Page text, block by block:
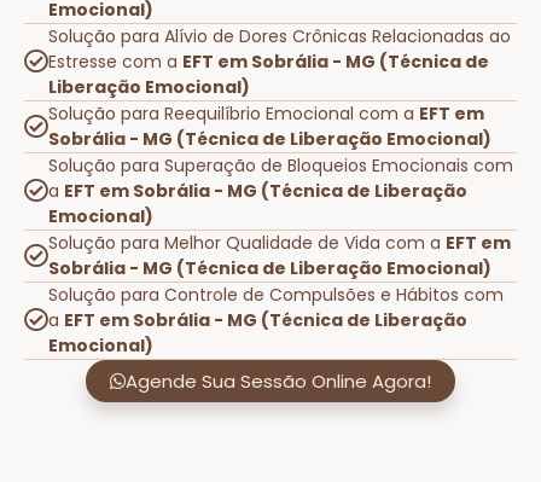
Emocional)
Solução para Alívio de Dores Crônicas Relacionadas ao
Estresse com a EFT em Sobrália - MG (Técnica de
Liberação Emocional)
Solução para Reequilíbrio Emocional com a EFT em
Sobrália - MG (Técnica de Liberação Emocional)
Solução para Superação de Bloqueios Emocionais com
a EFT em Sobrália - MG (Técnica de Liberação
Emocional)
Solução para Melhor Qualidade de Vida com a EFT em
Sobrália - MG (Técnica de Liberação Emocional)
Solução para Controle de Compulsões e Hábitos com
a EFT em Sobrália - MG (Técnica de Liberação
Emocional)
Agende Sua Sessão Online Agora!